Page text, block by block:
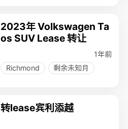
2023年 Volkswagen Ta
os SUV Lease 转让
1年前
Richmond
剩余未知月
转lease宾利添越